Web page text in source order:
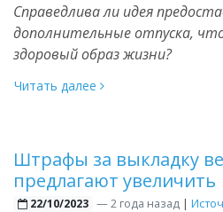
Справедлива ли идея
дополнительные отпуска,
здоровый образ жизни?
Читать далее
Штрафы за выкладку
предлагают увеличить
22/10/2023 —2 года назад |